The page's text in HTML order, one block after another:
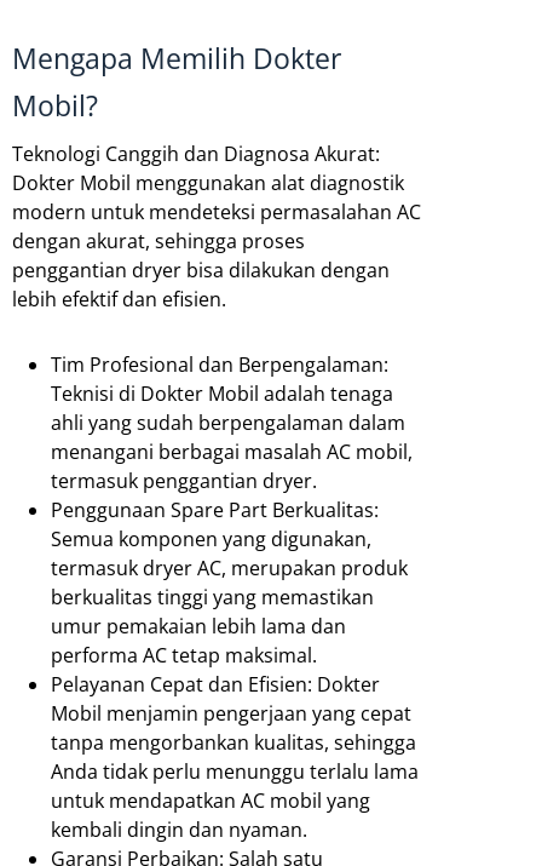
Mengapa Memilih Dokter
Mobil?
Teknologi Canggih dan Diagnosa Akurat:
Dokter Mobil menggunakan alat diagnostik
modern untuk mendeteksi permasalahan AC
dengan akurat, sehingga proses
penggantian dryer bisa dilakukan dengan
lebih efektif dan efisien.
Tim Profesional dan Berpengalaman:
Teknisi di Dokter Mobil adalah tenaga
ahli yang sudah berpengalaman dalam
menangani berbagai masalah AC mobil,
termasuk penggantian dryer.
Penggunaan Spare Part Berkualitas:
Semua komponen yang digunakan,
termasuk dryer AC, merupakan produk
berkualitas tinggi yang memastikan
umur pemakaian lebih lama dan
performa AC tetap maksimal.
Pelayanan Cepat dan Efisien: Dokter
Mobil menjamin pengerjaan yang cepat
tanpa mengorbankan kualitas, sehingga
Anda tidak perlu menunggu terlalu lama
untuk mendapatkan AC mobil yang
kembali dingin dan nyaman.
Garansi Perbaikan: Salah satu